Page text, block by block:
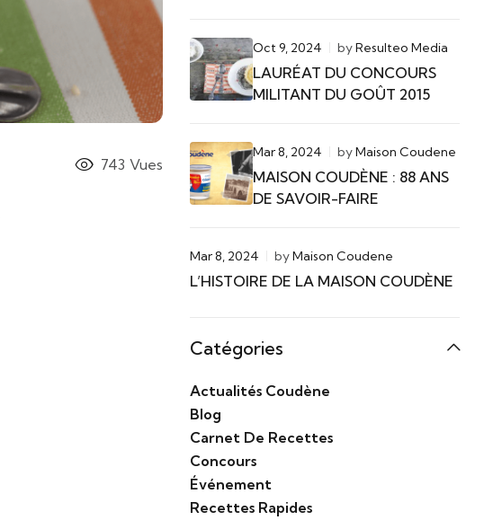
743 Vues
Oct 9, 2024 byResulteo Media
LAURÉAT DU CONCOURS
MILITANT DU GOÛT 2015
Mar 8, 2024 byMaison Coudene
MAISON COUDÈNE : 88 ANS
DE SAVOIR-FAIRE
Mar 8, 2024 byMaison Coudene
L’HISTOIRE DE LA MAISON COUDÈNE
Catégories
Actualités Coudène
Blog
Carnet De Recettes
Concours
Événement
Recettes Rapides